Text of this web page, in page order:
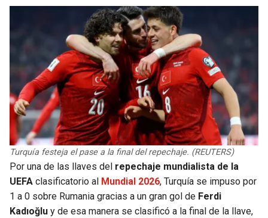
VIKINGS
FALCONS
PANTHERS
SAINTS
BUCCANEERS
TIMBERWOLVES
THUNDER
TRAIL BLAZERS
JAZZ
Turquía festeja el pase a la final del repechaje. (REUTERS)
Por una de las llaves del repechaje mundialista de la
UEFA clasificatorio al Mundial 2026, Turquía se impuso por
1 a 0 sobre Rumania gracias a un gran gol de Ferdi
Kadıoğlu y de esa manera se clasificó a la final de la llave,